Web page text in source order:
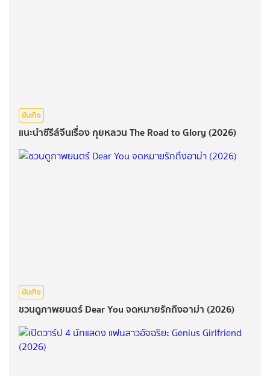
บันเทิง
แนะนำซีรีส์จีนเรื่อง กุยหลวน The Road to Glory (2026)
บันเทิง
ชวนดูภาพยนตร์ Dear You จดหมายรักถึงอาม่า (2026)